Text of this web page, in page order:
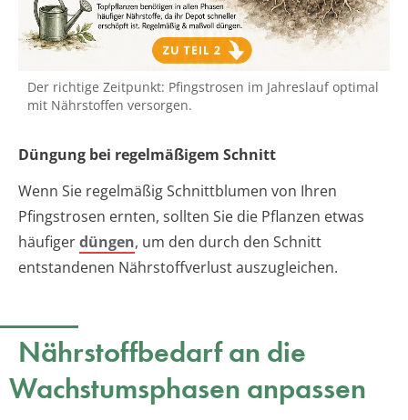
Der richtige Zeitpunkt: Pfingstrosen im Jahreslauf optimal
mit Nährstoffen versorgen.
Düngung bei regelmäßigem Schnitt
Wenn Sie regelmäßig Schnittblumen von Ihren
Pfingstrosen ernten, sollten Sie die Pflanzen etwas
häufigerdüngen, um den durch den Schnitt
entstandenen Nährstoffverlust auszugleichen.
Nährstoffbedarf an die
Wachstumsphasen anpassen